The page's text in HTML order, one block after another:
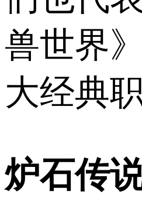
兽世界
大经典职
炉石传